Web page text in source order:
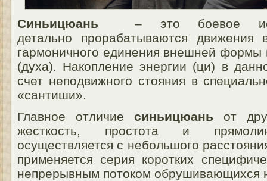
Синьицюань
– это боевое
детально прорабатываются движения
гармоничного единения внешней формы
(духа). Накопление энергии (ци) в
счет неподвижного стояния в
«сантиши».
Главное отличие синьицюань от
жесткость, простота и
осуществляется с небольшого
применяется серия коротких
непрерывным потоком обрушивающихся